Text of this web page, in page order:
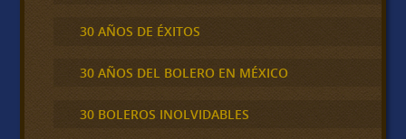
30 AÑOS DE ÉXITOS
30 AÑOS DEL BOLERO EN MÉXICO
30 BOLEROS INOLVIDABLES